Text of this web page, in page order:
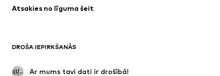
Mēteļi
Svinības
Ekskluzīvi
Atsakies no līguma šeit
DROŠA IEPIRKŠANĀS
Ar mums tavi dati ir drošībā!